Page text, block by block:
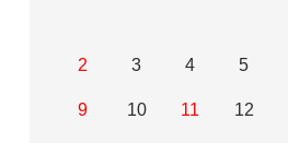
2 3 4 5
9 10 11 12